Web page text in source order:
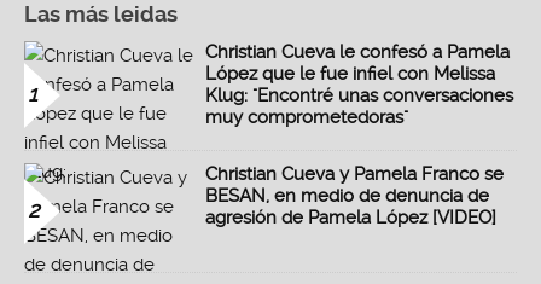
Las más leidas
1
Christian Cueva le confesó a Pamela
López que le fue infiel con Melissa
Klug: "Encontré unas conversaciones
muy comprometedoras"
2
Christian Cueva y Pamela Franco se
BESAN, en medio de denuncia de
agresión de Pamela López [VIDEO]